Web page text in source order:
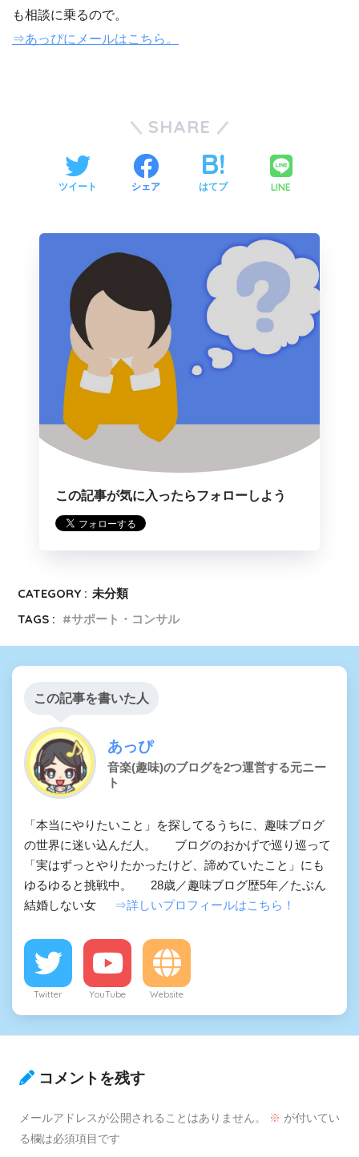
も相談に乗るので。
⇒あっぴにメールはこちら。
SHARE
ツイート シェア はてブ LINE
この記事が気に入ったらフォローしよう
CATEGORY : 未分類
TAGS :
サポート・コンサル
この記事を書いた人
あっぴ
音楽(趣味)のブログを2つ運営する元ニー
ト
「本当にやりたいこと」を探してるうちに、趣味ブログ
の世界に迷い込んだ人。 ブログのおかげで巡り巡って
「実はずっとやりたかったけど、諦めていたこと」にも
ゆるゆると挑戦中。 28歳／趣味ブログ歴5年／たぶん
結婚しない女
⇒詳しいプロフィールはこちら！
Twitter YouTube Website
コメントを残す
メールアドレスが公開されることはありません。 ※ が付いてい
る欄は必須項目です